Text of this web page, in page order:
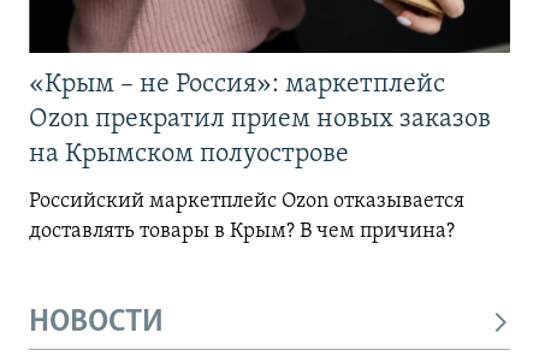
«Крым – не Россия»: маркетплейс
Ozon прекратил прием новых заказов
на Крымском полуострове
Российский маркетплейс Ozon отказывается
доставлять товары в Крым? В чем причина?
НОВОСТИ